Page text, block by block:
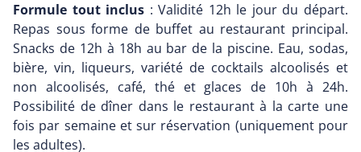
Formule tout inclus : Validité 12h le jour du départ.
Repas sous forme de buffet au restaurant principal.
Snacks de 12h à 18h au bar de la piscine. Eau, sodas,
bière, vin, liqueurs, variété de cocktails alcoolisés et
non alcoolisés, café, thé et glaces de 10h à 24h.
Possibilité de dîner dans le restaurant à la carte une
fois par semaine et sur réservation (uniquement pour
les adultes).